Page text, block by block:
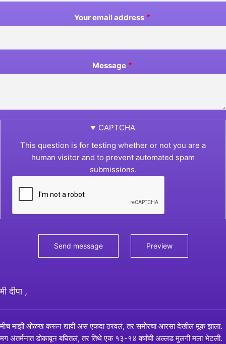
Your email address
Message
CAPTCHA
This question is for testing whether or not you are a
human visitor and to prevent automated spam
submissions.
मी दीपा ,
मीच माझी ओळख करून द्यावी असं एकदा ठरवलं, तर समोरचा आरसा देखील मूक झाला.
मग अंतर्मनात डोकावून बघितलं, तर तिथे एक १३-१४ वर्षांची अल्लड मुलगी मला भेटली.